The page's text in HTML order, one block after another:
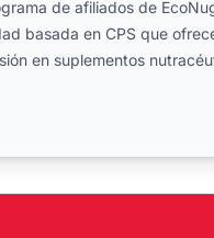
de afiliados de
basada en CPS que
en suplementos
de Afiliados de